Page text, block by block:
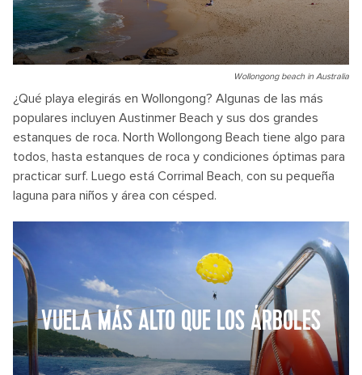
Wollongong beach in Australia
¿Qué playa elegirás en Wollongong? Algunas de las más
populares incluyen Austinmer Beach y sus dos grandes
estanques de roca. North Wollongong Beach tiene algo para
todos, hasta estanques de roca y condiciones óptimas para
practicar surf. Luego está Corrimal Beach, con su pequeña
laguna para niños y área con césped.
VUELA MÁS ALTO QUE LOS ÁRBOLES